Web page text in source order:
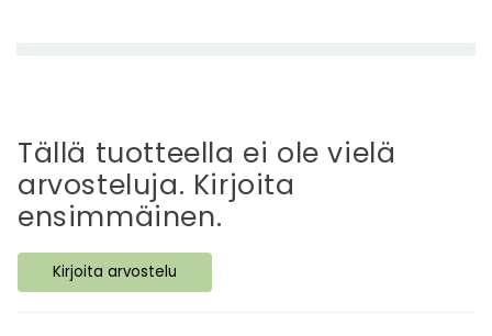
ä
s
i
s
ä
l
Tällä tuotteella ei ole vielä
arvosteluja. Kirjoita
ensimmäinen.
Kirjoita arvostelu